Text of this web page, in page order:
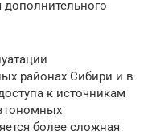
дополнительного
районах Сибири и в
к источникам
более сложная